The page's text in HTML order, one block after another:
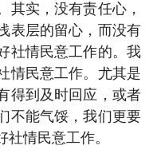
其实，没有责任心，
表层的留心，而没有
社情民意工作的。我
情民意工作。尤其是
得到及时回应，或者
不能气馁，我们更要
情民意工作。